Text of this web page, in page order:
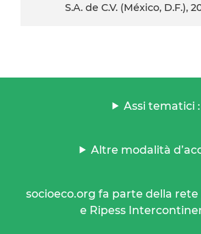
S.A. de C.V. (México, D.F.),
Assi tematici :
Altre modalità
socioeco.org fa parte della rete
e Ripess